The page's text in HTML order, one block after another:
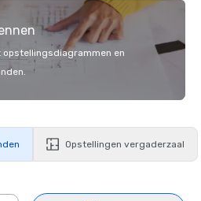
en
Opstellingen vergaderzaal